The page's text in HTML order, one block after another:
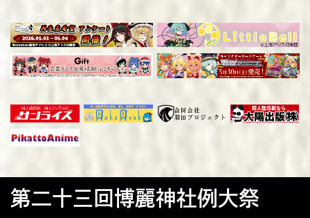
第二十三回博麗神社例大祭